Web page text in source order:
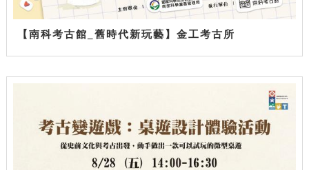
【南科考古館_舊時代新玩藝】金工考古所